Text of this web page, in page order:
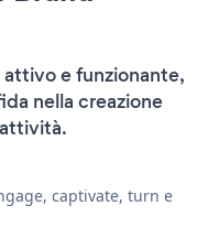
e funzionante,
nella creazione
captivate, turn e